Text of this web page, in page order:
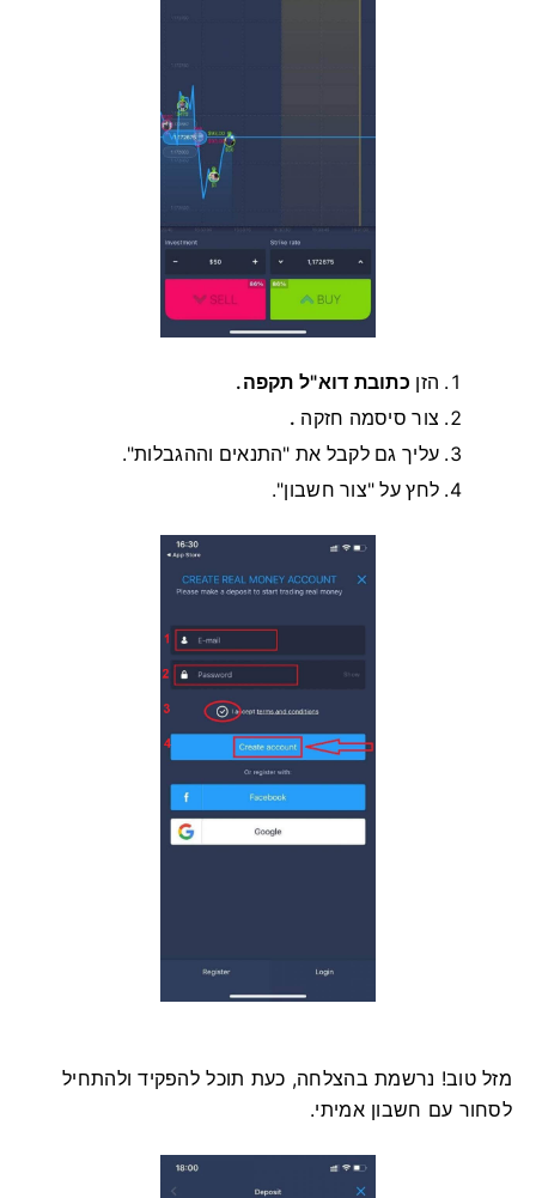
הזן כתובת דוא"ל תקפה.
צור סיסמה חזקה .
עליך גם לקבל את "התנאים וההגבלות".
לחץ על "צור חשבון".
מזל טוב! נרשמת בהצלחה, כעת תוכל להפקיד ולהתחיל
לסחור עם חשבון אמיתי.